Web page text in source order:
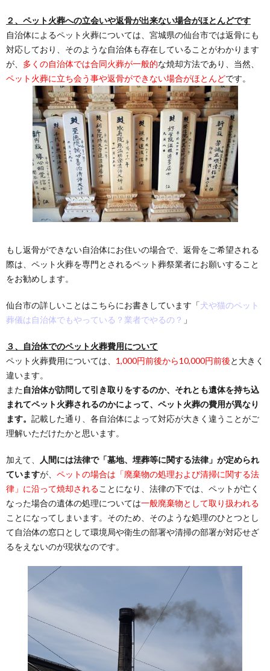
２、ペット火葬への立会いや返骨が出来ない場合がほとんどです
自治体によるペット火葬については、宮城県の仙台市では返骨にも
対応しており、そのような自治体も存在していることがわかります
が、 多くの自治体では合同火葬が一般的な焼却方法であり、当然、
ペット火葬に立ち会う事や返骨ができない場合がほとんどです。
もし返骨ができない自治体にお住いの場合で、返骨をご希望される
際は、ペット火葬を専門とされるペット葬祭業者にお願いすること
をお勧めします。
仙台市の詳しいことはこちらにお書きしています「犬や猫のペット
葬儀は自治体でもやっている？業者でやるの？ 」
３、自治体でのペット火葬費用について
ペット火葬費用については、 1,000円前後から10,000円前後と大きく
違います。
また自治体が訪問して引き取りをするのか、それとも遺体を持ち込
まれてペット火葬されるのかによって、ペット火葬の費用が異なり
ます。 記載した通り、各自治体によって対応が大きく違うことがご
理解いただけたかと思います。
加えて、
人間には法律で「墓地、埋葬等に関する法律」が定められ
ていますが、 ペットの場合は「廃棄物の処理および清掃に関する法
律」に沿って焼却されることになり、法律の下では、ペットが亡く
なった場合の遺体の処理については一般廃棄物として取り扱われる
ことになってしまいます。そのため、そのような処理のひとつとし
て自治体の窓口として環境局や衛生の部署や清掃の部署が対応せざ
るをえないのが現状なのです。